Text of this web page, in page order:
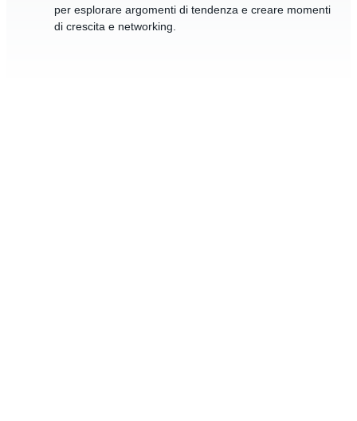
per esplorare argomenti di tendenza e creare momenti
di crescita e networking.